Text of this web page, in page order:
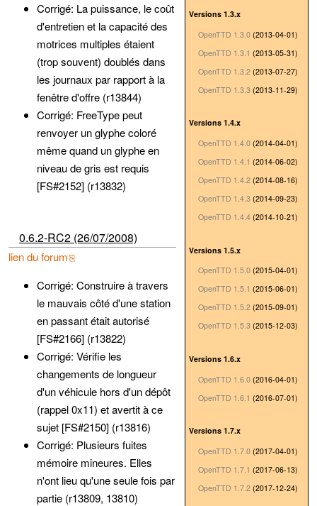
Versions 1.3.x
OpenTTD 1.3.0 (2013-04-01)
OpenTTD 1.3.1 (2013-05-31)
OpenTTD 1.3.2 (2013-07-27)
OpenTTD 1.3.3 (2013-11-29)
Versions 1.4.x
OpenTTD 1.4.0 (2014-04-01)
OpenTTD 1.4.1 (2014-06-02)
OpenTTD 1.4.2 (2014-08-16)
OpenTTD 1.4.3 (2014-09-23)
OpenTTD 1.4.4 (2014-10-21)
Versions 1.5.x
OpenTTD 1.5.0 (2015-04-01)
OpenTTD 1.5.1 (2015-06-01)
OpenTTD 1.5.2 (2015-09-01)
OpenTTD 1.5.3 (2015-12-03)
Versions 1.6.x
OpenTTD 1.6.0 (2016-04-01)
OpenTTD 1.6.1 (2016-07-01)
Versions 1.7.x
OpenTTD 1.7.0 (2017-04-01)
OpenTTD 1.7.1 (2017-06-13)
OpenTTD 1.7.2 (2017-12-24)
Corrigé: La puissance, le coût
d'entretien et la capacité des
motrices multiples étaient
(trop souvent) doublés dans
les journaux par rapport à la
fenêtre d'offre (r13844)
Corrigé: FreeType peut
renvoyer un glyphe coloré
même quand un glyphe en
niveau de gris est requis
[FS#2152] (r13832)
0.6.2-RC2 (26/07/2008)
lien du forum
Corrigé: Construire à travers
le mauvais côté d'une station
en passant était autorisé
[FS#2166] (r13822)
Corrigé: Vérifie les
changements de longueur
d'un véhicule hors d'un dépôt
(rappel 0x11) et avertit à ce
sujet [FS#2150] (r13816)
Corrigé: Plusieurs fuites
mémoire mineures. Elles
n'ont lieu qu'une seule fois par
partie (r13809, 13810)